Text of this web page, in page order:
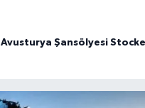
Avusturya Şansölyesi